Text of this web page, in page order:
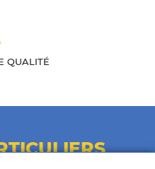
QUALITÉ